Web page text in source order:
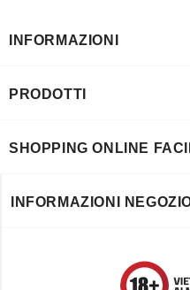
INFORMAZIONI
PRODOTTI
SHOPPING ONLINE
INFORMAZIONI